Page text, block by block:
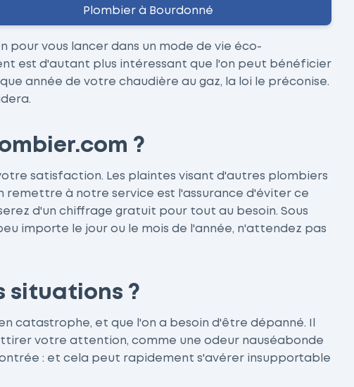
Plombier à Bourdonné
pour vous lancer dans un mode de vie éco-
est d'autant plus intéressant que l'on peut bénéficier
année de votre chaudière au gaz, la loi le préconise.
?
satisfaction. Les plaintes visant d'autres plombiers
remettre à notre service est l'assurance d'éviter ce
d'un chiffrage gratuit pour tout au besoin. Sous
importe le jour ou le mois de l'année, n'attendez pas
situations ?
catastrophe, et que l'on a besoin d'être dépanné. Il
votre attention, comme une odeur nauséabonde
: et cela peut rapidement s'avérer insupportable